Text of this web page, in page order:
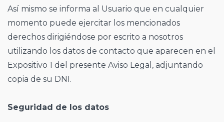
Así mismo se informa al Usuario que en cualquier
momento puede ejercitar los mencionados
derechos dirigiéndose por escrito a nosotros
utilizando los datos de contacto que aparecen en el
Expositivo 1 del presente Aviso Legal, adjuntando
copia de su DNI.
Seguridad de los datos